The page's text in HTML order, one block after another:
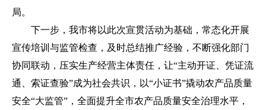
局。
下一步，我市将以此次宣贯活动为基础，常态化开展
宣传培训与监管检查，及时总结推广经验，不断强化部门
协同联动，压实生产经营主体责任，让“主动开证、凭证流
通、索证查验”成为社会共识，以“小证书”撬动农产品质量
安全“大监管”，全面提升全市农产品质量安全治理水平，